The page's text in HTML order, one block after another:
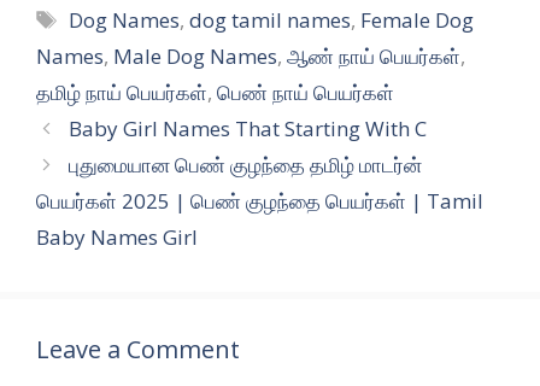
Tags
Dog Names,dog tamil names, Female Dog
Names, Male Dog Names, ஆண் நாய் பெயர்கள்,
தமிழ் நாய் பெயர்கள், பெண் நாய் பெயர்கள்
Baby Girl Names That Starting With C
புதுமையான பெண் குழந்தை தமிழ் மாடர்ன்
பெயர்கள் 2025 | பெண் குழந்தை பெயர்கள் | Tamil
Baby Names Girl
Leave a Comment